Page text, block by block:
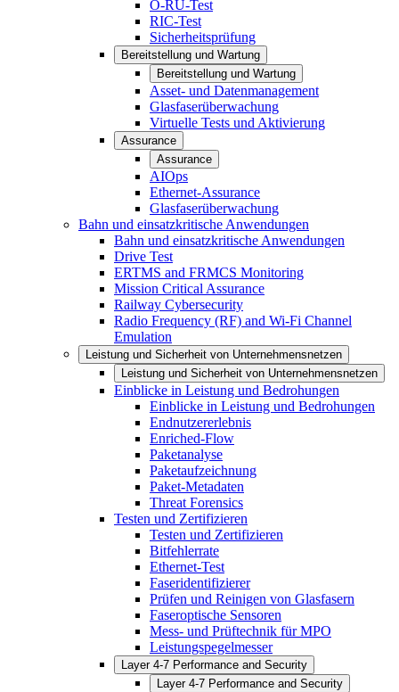
O-RU-Test
RIC-Test
Sicherheitsprüfung
Bereitstellung und Wartung
Bereitstellung und Wartung
Asset- und Datenmanagement
Glasfaserüberwachung
Virtuelle Tests und Aktivierung
Assurance
Assurance
AIOps
Ethernet-Assurance
Glasfaserüberwachung
Bahn und einsatzkritische Anwendungen
Bahn und einsatzkritische Anwendungen
Drive Test
ERTMS and FRMCS Monitoring
Mission Critical Assurance
Railway Cybersecurity
Radio Frequency (RF) and Wi-Fi Channel
Emulation
Leistung und Sicherheit von Unternehmensnetzen
Leistung und Sicherheit von Unternehmensnetzen
Einblicke in Leistung und Bedrohungen
Einblicke in Leistung und Bedrohungen
Endnutzererlebnis
Enriched-Flow
Paketanalyse
Paketaufzeichnung
Paket-Metadaten
Threat Forensics
Testen und Zertifizieren
Testen und Zertifizieren
Bitfehlerrate
Ethernet-Test
Faseridentifizierer
Prüfen und Reinigen von Glasfasern
Faseroptische Sensoren
Mess- und Prüftechnik für MPO
Leistungspegelmesser
Layer 4-7 Performance and Security
Layer 4-7 Performance and Security